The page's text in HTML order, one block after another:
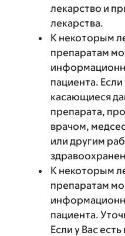
лекарство и
лекарства.
К некоторым
препаратам
пациента.
касающиеся
препарата,
врачом,
или другим
К некоторым
препаратам
пациента.
Если у Вас